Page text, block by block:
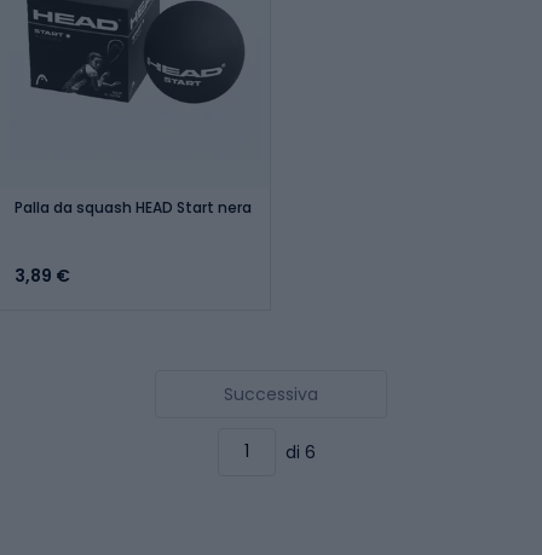
Palla da squash HEAD Start nera
3,89 €
Successiva
di 6